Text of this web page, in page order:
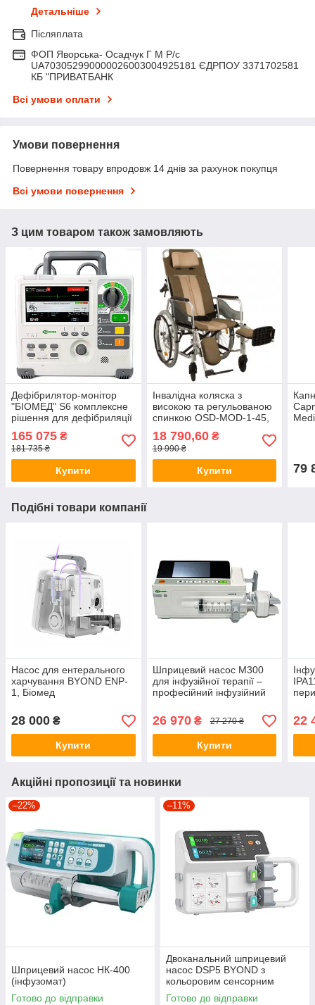
Детальніше
Післяплата
ФОП Яворська- Осадчук Г М Р/c
UA703052990000026003004925181 ЄДРПОУ 3371702581
КБ "ПРИВАТБАНК
Всі умови оплати
Умови повернення
Повернення товару впродовж 14 днів за рахунок покупця
Всі умови повернення
З цим товаром також замовляють
Дефібрилятор-монітор
"БІОМЕД" S6 комплексне
рішення для дефібриляції
165 075 ₴
181 735 ₴
Купити
Інвалідна коляска з
високою та регульованою
спинкою OSD-MOD-1-45,
18 790,60₴
19 990 ₴
Купити 79
Подібні товари компанії
Насос для ентерального
харчування BYOND ENP-
1, Біомед
28 000 ₴
Купити
Шприцевий насос M300
для інфузійної терапії –
професійний інфузійний
введення препаратів
26 970₴ 27 270 ₴
Купити
22
Акційні пропозиції та новинки
–22%
Шприцевий насос НК-400
(інфузомат)
Готово до відправки
–11%
Двоканальний шприцевий
насос DSP5 BYOND з
кольоровим сенсорним
екраном 3,5"
Готово до відправки